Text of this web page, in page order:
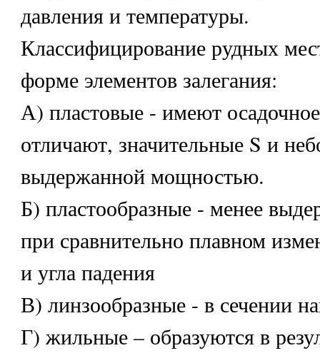
давления и температуры.
Классифицирование рудных
форме элементов залегания:
А) пластовые - имеют
отличают, значительные S и
выдержанной мощностью.
Б) пластообразные - менее
при сравнительно плавном
и угла падения
В) линзообразные - в сечении
Г) жильные – образуются в